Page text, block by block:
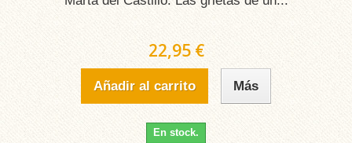
22,95 €
Añadir al carrito Más
En stock.